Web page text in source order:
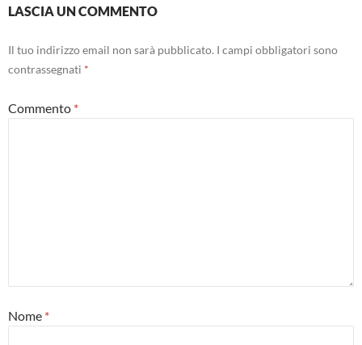
LASCIA UN COMMENTO
Il tuo indirizzo email non sarà pubblicato. I campi obbligatori sono
contrassegnati *
Commento *
Nome *